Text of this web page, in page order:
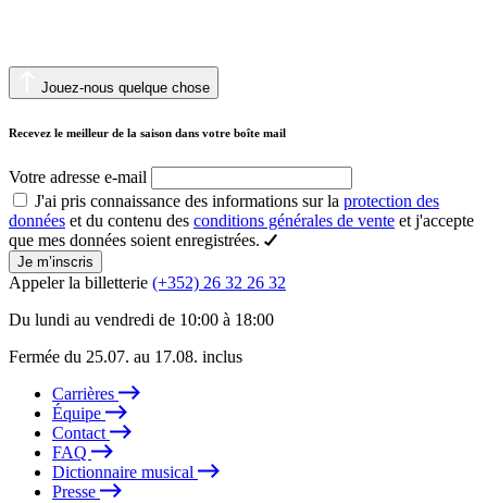
Jouez-nous quelque chose
Recevez le meilleur de la saison dans votre boîte mail
Votre adresse e-mail
J'ai pris connaissance des informations sur la protection des
données et du contenu des conditions générales de vente et j'accepte
que mes données soient enregistrées.
Je m’inscris
Appeler la billetterie (+352) 26 32 26 32
Du lundi au vendredi de 10:00 à 18:00
Fermée du 25.07. au 17.08. inclus
Carrières
Équipe
Contact
FAQ
Dictionnaire musical
Presse